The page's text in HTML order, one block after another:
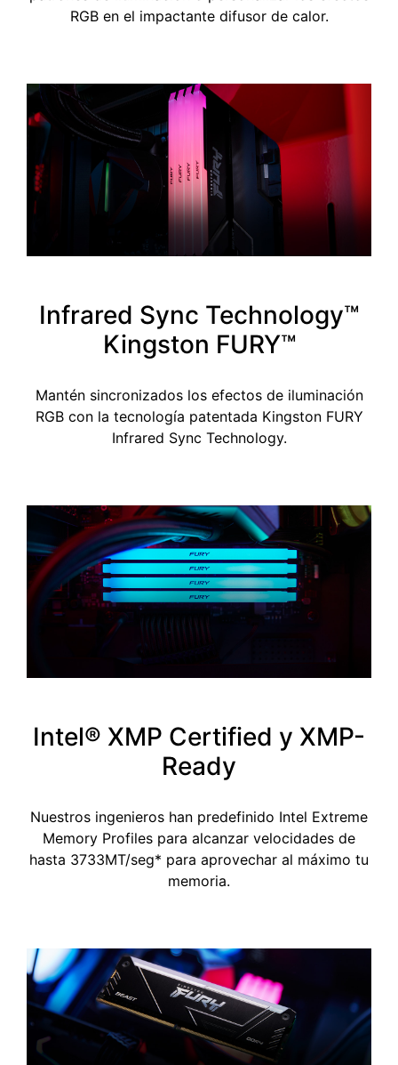
RGB en el impactante difusor de calor.
Infrared Sync Technology™
Kingston FURY™
Mantén sincronizados los efectos de iluminación
RGB con la tecnología patentada Kingston FURY
Infrared Sync Technology.
Intel® XMP Certified y XMP-
Ready
Nuestros ingenieros han predefinido Intel Extreme
Memory Profiles para alcanzar velocidades de
hasta 3733MT/seg* para aprovechar al máximo tu
memoria.